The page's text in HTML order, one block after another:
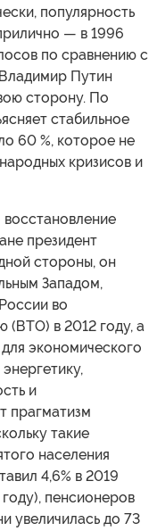
популярность
— в 1996
по сравнению с
Путин
сторону. По
стабильное
60 %, которое не
кризисов и
президент
стороны, он
Западом,
во
(ВТО) в 2012 году, а
экономического
и
прагматизм
такие
населения
4,6% в 2019
пенсионеров
увеличилась до 73